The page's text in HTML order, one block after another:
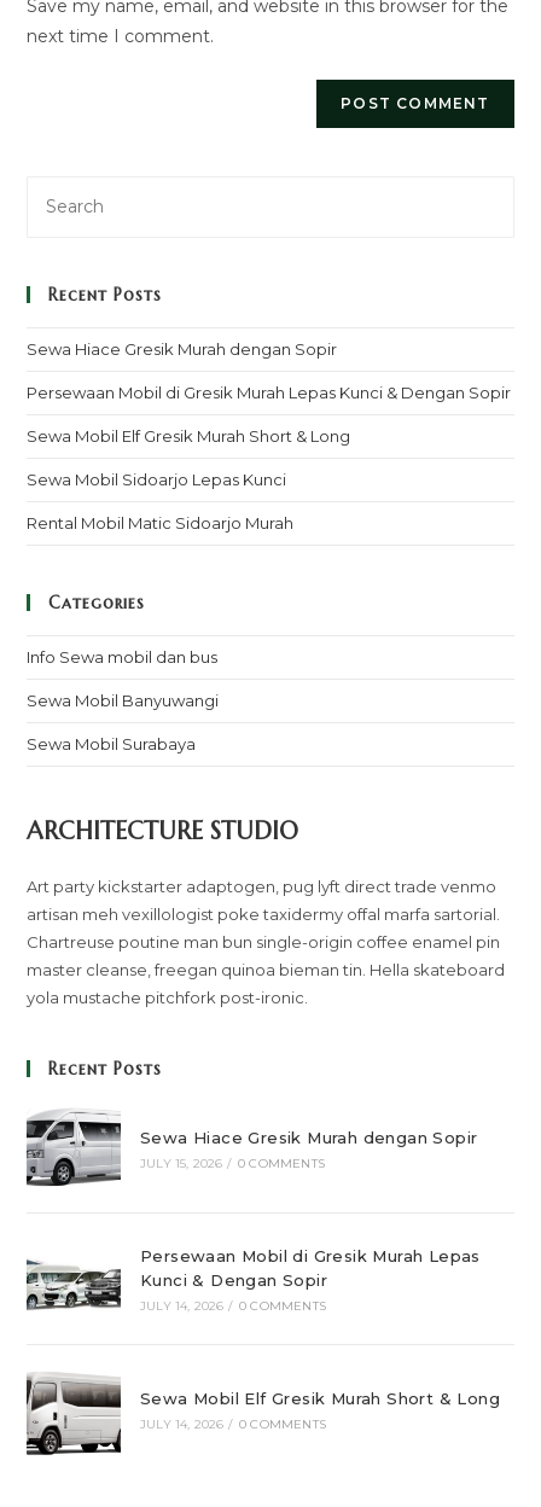
(optional)
Save my name, email, and website in this browser for the
next time I comment.
Recent Posts
Sewa Hiace Gresik Murah dengan Sopir
Persewaan Mobil di Gresik Murah Lepas Kunci & Dengan Sopir
Sewa Mobil Elf Gresik Murah Short & Long
Sewa Mobil Sidoarjo Lepas Kunci
Rental Mobil Matic Sidoarjo Murah
Categories
Info Sewa mobil dan bus
Sewa Mobil Banyuwangi
Sewa Mobil Surabaya
ARCHITECTURE STUDIO
Art party kickstarter adaptogen, pug lyft direct trade venmo
artisan meh vexillologist poke taxidermy offal marfa sartorial.
Chartreuse poutine man bun single-origin coffee enamel pin
master cleanse, freegan quinoa bieman tin. Hella skateboard
yola mustache pitchfork post-ironic.
Recent Posts
Sewa Hiace Gresik Murah dengan Sopir
JULY 15, 2026 / 0 COMMENTS
Persewaan Mobil di Gresik Murah Lepas
Kunci & Dengan Sopir
JULY 14, 2026 / 0 COMMENTS
Sewa Mobil Elf Gresik Murah Short & Long
JULY 14, 2026 / 0 COMMENTS